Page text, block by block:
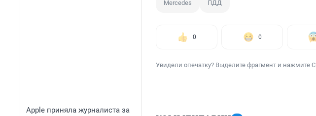
Apple приняла журналиста за
Mercedes ПДД
0 0
Увидели опечатку? Выделите фрагмент и нажмите